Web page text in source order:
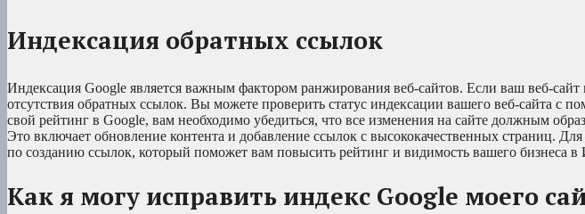
Индексация обратных ссылок
Индексация Google является важным фактором ранжирования веб-сайтов. Если ваш веб-сайт
отсутствия обратных ссылок. Вы можете проверить статус индексации вашего веб-сайта с
свой рейтинг в Google, вам необходимо убедиться, что все изменения на сайте должным
Это включает обновление контента и добавление ссылок с высококачественных страниц.
по созданию ссылок, который поможет вам повысить рейтинг и видимость вашего бизнеса в
Как я могу исправить индекс Google моего